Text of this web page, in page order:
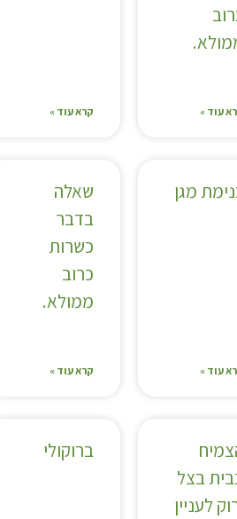
עוד » קרא עוד »
מגן
עוד »
שאלה
בדבר
כשרות
כרוב
ממולא.
קרא עוד »
בצל
לעניין
ברוקולי